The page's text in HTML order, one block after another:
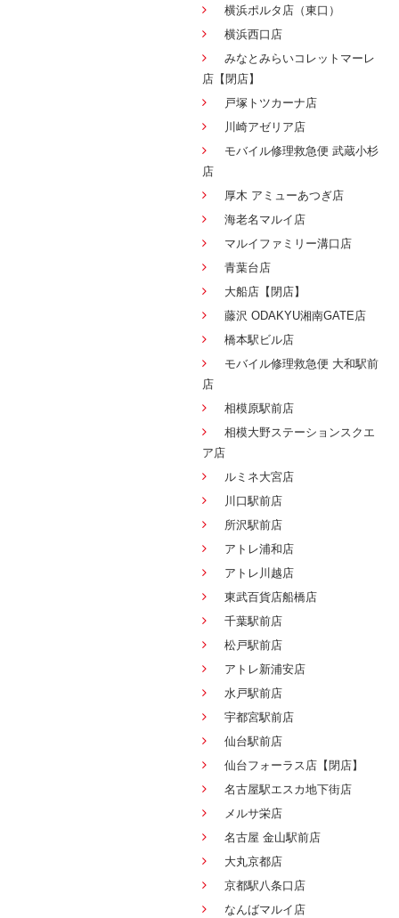
横浜ポルタ店（東口）
横浜西口店
みなとみらいコレットマーレ
店【閉店】
戸塚トツカーナ店
川崎アゼリア店
モバイル修理救急便 武蔵小杉
店
厚木 アミューあつぎ店
海老名マルイ店
マルイファミリー溝口店
青葉台店
大船店【閉店】
藤沢 ODAKYU湘南GATE店
橋本駅ビル店
モバイル修理救急便 大和駅前
店
相模原駅前店
相模大野ステーションスクエ
ア店
ルミネ大宮店
川口駅前店
所沢駅前店
アトレ浦和店
アトレ川越店
東武百貨店船橋店
千葉駅前店
松戸駅前店
アトレ新浦安店
水戸駅前店
宇都宮駅前店
仙台駅前店
仙台フォーラス店【閉店】
名古屋駅エスカ地下街店
メルサ栄店
名古屋 金山駅前店
大丸京都店
京都駅八条口店
なんばマルイ店